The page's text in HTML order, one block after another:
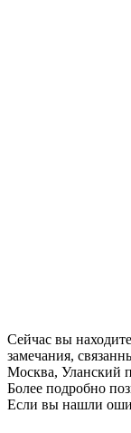
Сейчас вы
замечания,
Москва, Уланский
Более подробно
Если вы нашли